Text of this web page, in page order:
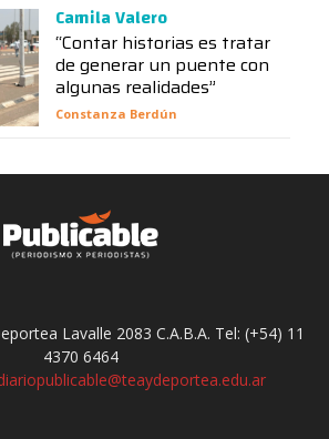
Camila Valero
“Contar historias es tratar
de generar un puente con
algunas realidades”
Constanza Berdún
Lavalle 2083 C.A.B.A. Tel: (+54) 11
4370 6464